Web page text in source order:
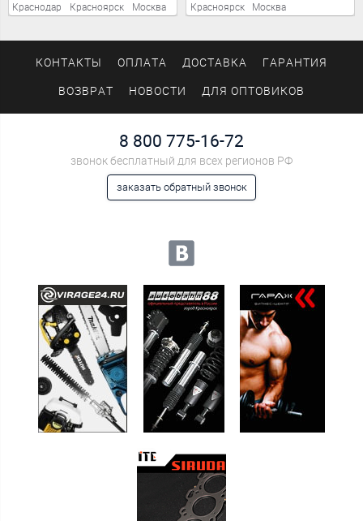
Краснодар Красноярск Москва Красноярск Москва
КОНТАКТЫ ОПЛАТА ДОСТАВКА ГАРАНТИЯ
ВОЗВРАТ НОВОСТИ ДЛЯ ОПТОВИКОВ
8 800 775-16-72
звонок бесплатный для всех регионов РФ
заказать обратный звонок